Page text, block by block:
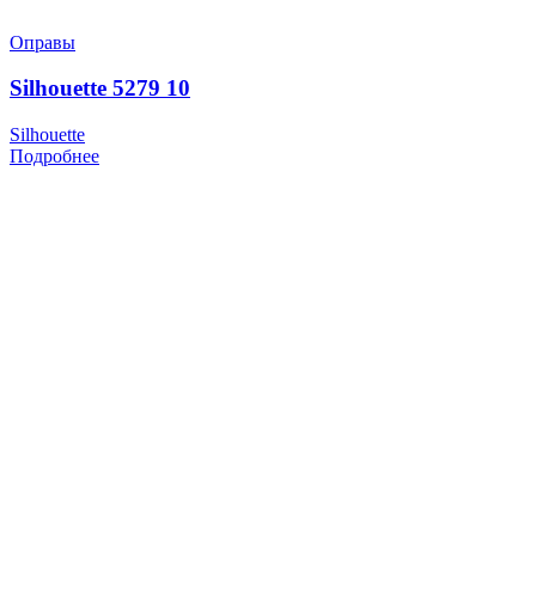
Оправы
Silhouette 5279 10
Silhouette
Подробнее